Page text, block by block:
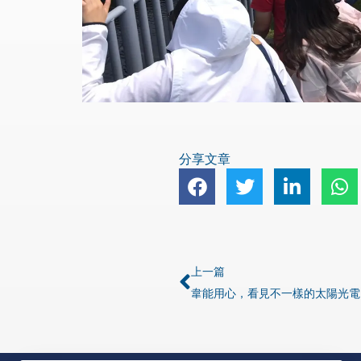
分享文章
上一篇
韋能用心，看見不一樣的太陽光電